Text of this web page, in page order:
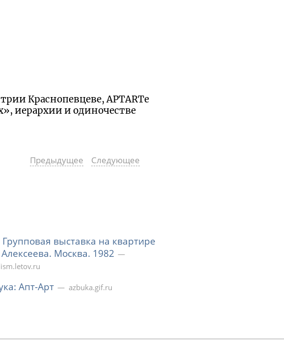
Краснопевцеве, APTARTе
иерархии и одиночестве
Предыдущее Следующее
выставка на квартире
Москва. 1982
: Апт-Арт azbuka.gif.ru